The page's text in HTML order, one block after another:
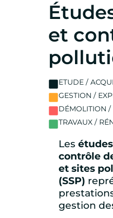
et
ETUDE /
GESTION /
DÉMOLITION /
TRAVAUX /
Les
contrôle
et sites
(SSP)
gestion